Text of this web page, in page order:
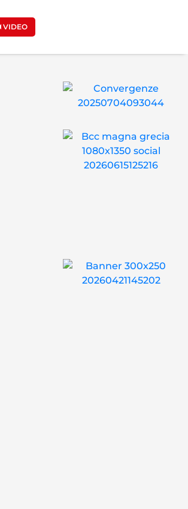
VIDEO